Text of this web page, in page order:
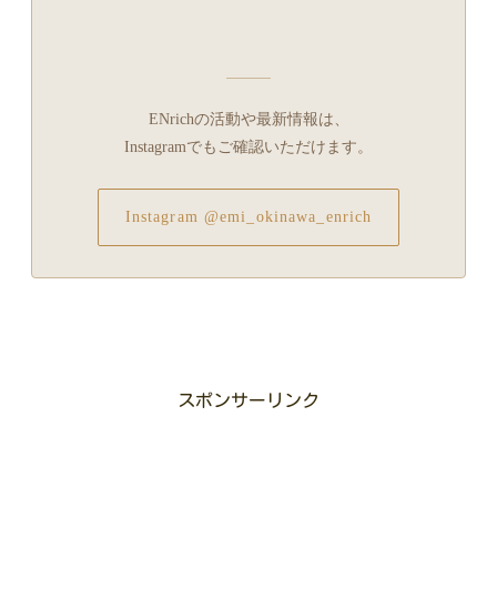
ENrichの活動や最新情報は、
Instagramでもご確認いただけます。
Instagram @emi_okinawa_enrich
スポンサーリンク